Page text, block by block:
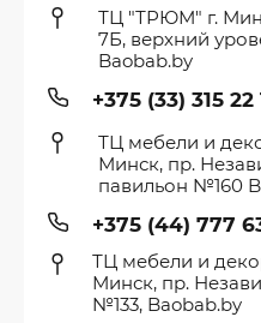
ТЦ "ТРЮМ" г.
7Б, верхний
Baobab.by
+375 (33) 315 22
ТЦ мебели и
Минск, пр.
павильон №160
+375 (44) 777
ТЦ мебели и
Минск, пр.
№133, Baobab.by